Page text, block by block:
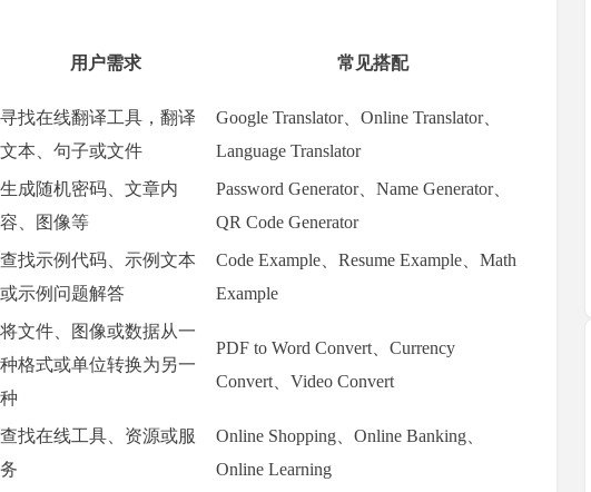
用户需求 常见搭配
寻找在线翻译工具，翻译
文本、句子或文件
Google Translator、Online Translator、
Language Translator
生成随机密码、文章内
容、图像等
Password Generator、Name Generator、
QR Code Generator
查找示例代码、示例文本
或示例问题解答
Code Example、Resume Example、Math
Example
将文件、图像或数据从一
种格式或单位转换为另一
种
PDF to Word Convert、Currency
Convert、Video Convert
查找在线工具、资源或服
务
Online Shopping、Online Banking、
Online Learning